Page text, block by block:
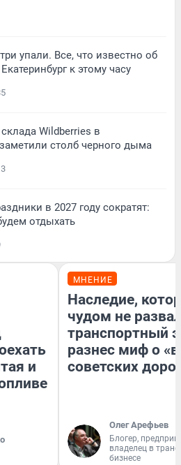
упали. Все, что известно об
к этому часу
Wildberries в
заметили столб черного дыма
в 2027 году сократят:
отдыхать
и
МНЕНИЕ
Наследие,
чудом не
транспортный
разнес миф о
советских
Олег Арефьев
Блогер,
владелец в
бизнесе